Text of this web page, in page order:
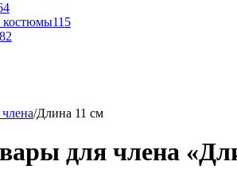
костюмы115
/Длина 11 см
для члена